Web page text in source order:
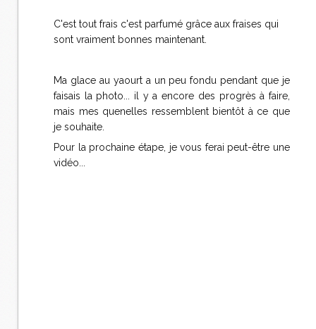
C'est tout frais c'est parfumé grâce aux fraises qui
sont vraiment bonnes maintenant.
Ma glace au yaourt a un peu fondu pendant que je
faisais la photo... il y a encore des progrès à faire,
mais mes quenelles ressemblent bientôt à ce que
je souhaite.
Pour la prochaine étape, je vous ferai peut-être une
vidéo...